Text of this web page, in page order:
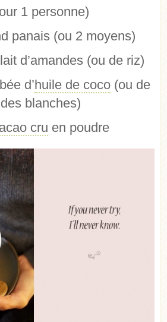
1 personne)
panais (ou 2 moyens)
d’amandes (ou de riz)
d’huile de coco (ou de
blanches)
cru en poudre